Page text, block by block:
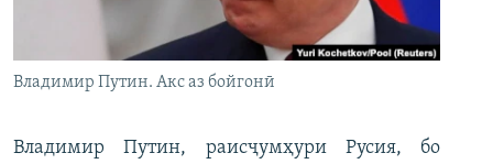
Владимир Путин. Акс аз бойгонӣ
Владимир Путин, раисҷумҳури Русия, бо